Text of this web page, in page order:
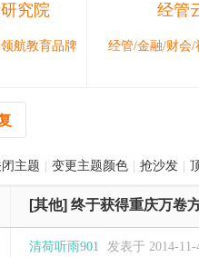
究院
航教育品牌
经管
经管/金融/财会
闭主题 变更主题颜色 抢沙发
[其他] 终于获得重庆万卷
清荷听雨901 发表于 2014-11-